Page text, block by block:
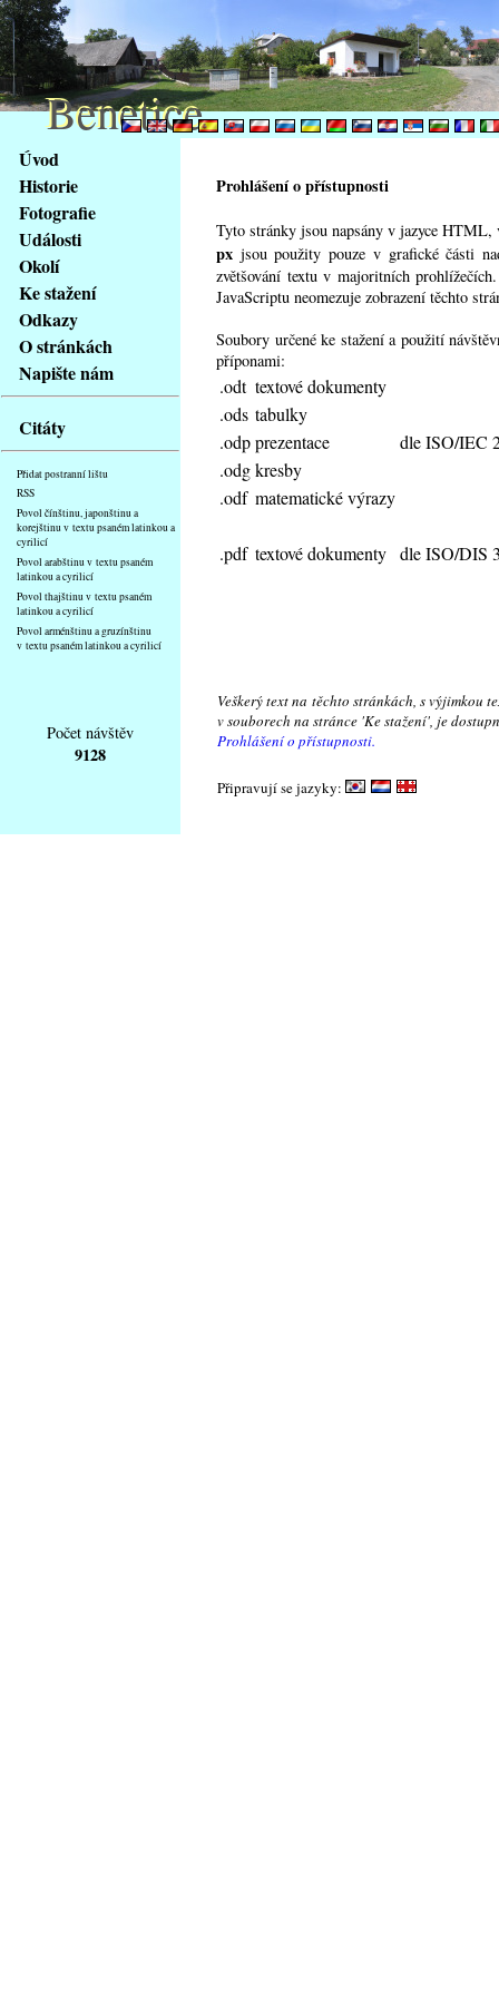
obsah
stránky
Klávesové
zkratky
tomto
webu
základní
Hlavní
strana
Úvod
Historie
Fotografie
Události
Okolí
Ke stažení
Odkazy
O stránkách
Napište nám
Citáty
Přidat postranní lištu
RSS
Povol čínštinu, japonštinu a
korejštinu v textu psaném latinkou a
cyrilicí
Povol arabštinu v textu psaném
latinkou a cyrilicí
Povol thajštinu v textu psaném
latinkou a cyrilicí
Povol arménštinu a gruzínštinu
v textu psaném latinkou a cyrilicí
Prohlášení o přístupnosti
Tyto stránky jsou napsány v jazyce
px jsou použity pouze v grafické části
zvětšování textu v majoritních
JavaScriptu neomezuje zobrazení těchto
Soubory určené ke stažení a použití
příponami:
.odt textové dokumenty
dle ISO/IEC
.ods tabulky
.odpprezentace
.odgkresby
.odf matematické výrazy
.pdf textové dokumenty dle ISO/DIS
Počet návštěv
9128
Veškerý text na těchto stránkách, s výjimkou
v souborech na stránce 'Ke stažení', je
Prohlášení o přístupnosti.
Připravují se jazyky:
Benetice
Benetice